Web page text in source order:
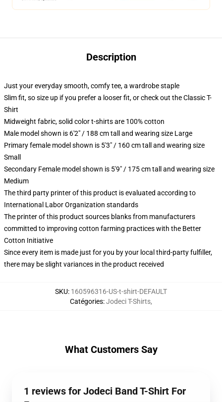
Description
Just your everyday smooth, comfy tee, a wardrobe staple
Slim fit, so size up if you prefer a looser fit, or check out the Classic T-
Shirt
Midweight fabric, solid color t-shirts are 100% cotton
Male model shown is 6'2" / 188 cm tall and wearing size Large
Primary female model shown is 5'3" / 160 cm tall and wearing size
Small
Secondary Female model shown is 5'9" / 175 cm tall and wearing size
Medium
The third party printer of this product is evaluated according to
International Labor Organization standards
The printer of this product sources blanks from manufacturers
committed to improving cotton farming practices with the Better
Cotton Initiative
Since every item is made just for you by your local third-party fulfiller,
there may be slight variances in the product received
SKU: 160596316-US-t-shirt-DEFAULT
Catégories:Jodeci T-Shirts,
What Customers Say
1 reviews for Jodeci Band T-Shirt For